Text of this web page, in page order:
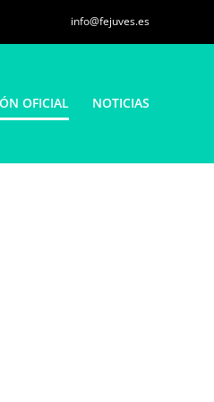
info@fejuves.es
OFICIAL NOTICIAS